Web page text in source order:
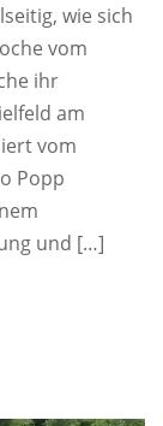
wie sich
vom
ihr
am
vom
Popp
und […]